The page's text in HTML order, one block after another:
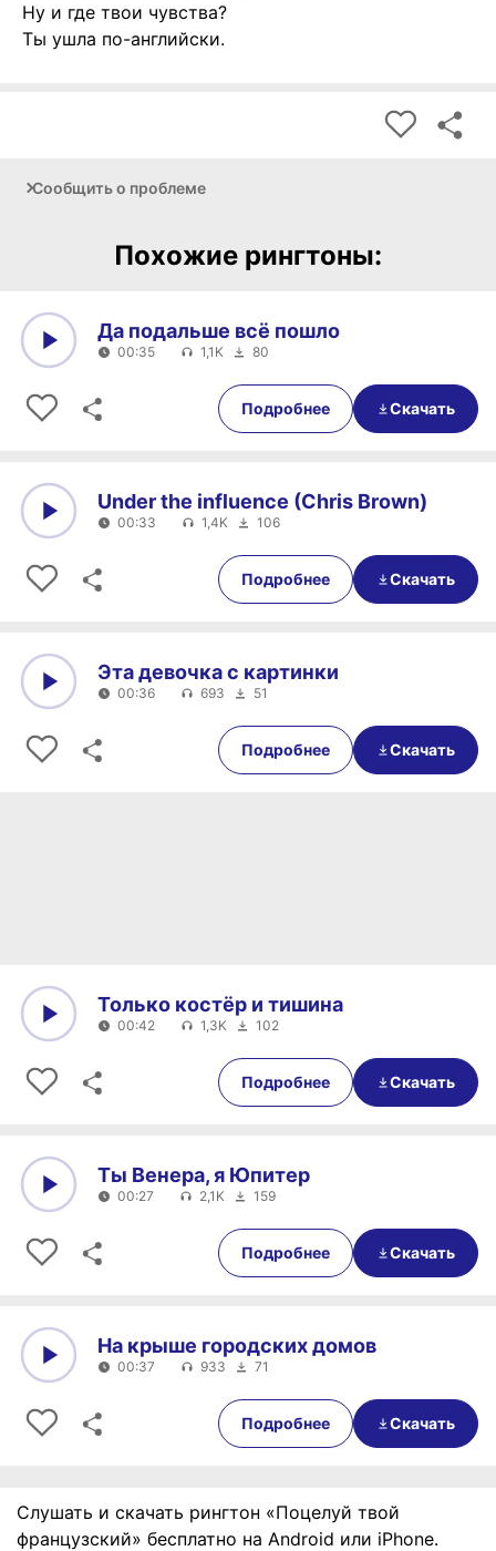
Ну и где твои чувства?
Ты ушла по-английски.
Сообщить о проблеме
Похожие рингтоны:
00:35
Да подальше всё пошло
00:35 1,1K 80
Подробнее Скачать
00:33
Under the influence (Chris Brown)
00:33 1,4K 106
Подробнее Скачать
00:36
Эта девочка с картинки
00:36 693 51
Подробнее Скачать
00:42
Только костёр и тишина
00:42 1,3K 102
Подробнее Скачать
00:27
Ты Венера, я Юпитер
00:27 2,1K 159
Подробнее Скачать
00:37
На крыше городских домов
00:37 933 71
Подробнее Скачать
Слушать и скачать рингтон «Поцелуй твой
французский» бесплатно на Android или iPhone.